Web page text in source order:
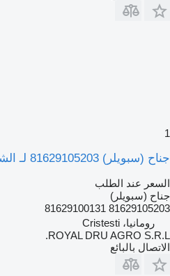
1
جناح (سبويلر) 81629105203 لـ الشاحنات MAN
السعر عند الطلب
جناح (سبويلر)
81629105203 81629100131
رومانيا، Cristesti
ROYAL DRU AGRO S.R.L.
الاتصال بالبائع